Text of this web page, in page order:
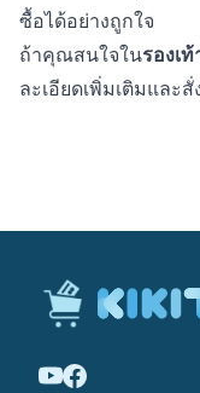
ซื้อได้อย่างถูกใจ
ถ้าคุณสนใจในรองเ
ละเอียดเพิ่มเติมและ